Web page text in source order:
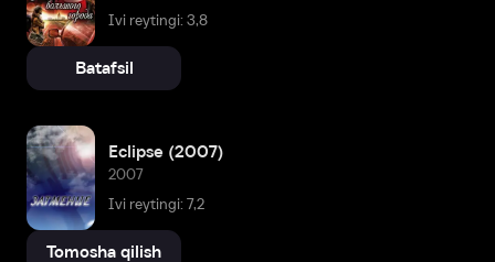
Ivi reytingi: 3,8
Batafsil
Eclipse (2007)
2007
Ivi reytingi: 7,2
Tomosha qilish